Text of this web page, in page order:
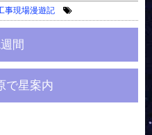
事現場漫遊記
間
で星案内